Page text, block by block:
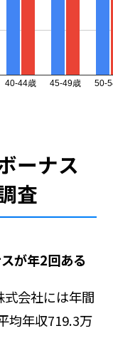
ーナス
査
が年2回ある
会社には年間
均年収719.3万